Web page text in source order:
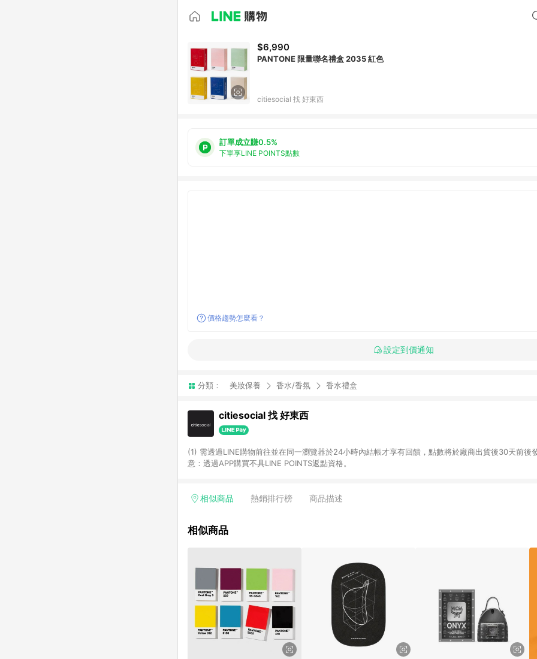
$6,990
PANTONE 限量聯名禮盒 2035 紅色
citiesocial 找 好東西
訂單成立賺0.5%
下單享LINE POINTS點數
價格趨勢怎麼看？
設定到價通知
分類： 美妝保養 香水/香氛 香水禮盒
citiesocial 找 好東西
(1) 需透過LINE購物前往並在同一瀏覽器於24小時內結帳才享有回饋，點數將於廠商出貨後30天前後發送。
意：透過APP購買不具LINE POINTS返點資格。
相似商品 熱銷排行榜 商品描述
相似商品